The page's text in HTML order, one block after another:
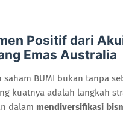
Positif dari
Emas Australia
saham BUMI bukan tanpa
kuatnya adalah langkah
dalam mendiversifikasi